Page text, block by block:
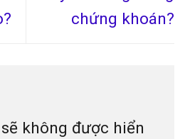
chứng khoán?
không được hiển